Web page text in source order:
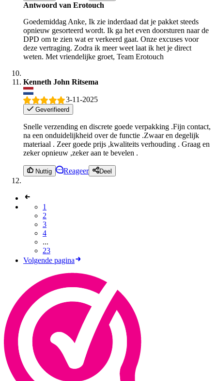
Antwoord van Erotouch
Goedemiddag Anke, Ik zie inderdaad dat je pakket steeds
opnieuw gesorteerd wordt. Ik ga het even doorsturen naar de
DPD om te zien wat er verkeerd gaat. Onze excuses voor
deze vertraging. Zodra ik meer weet laat ik het je direct
weten. Met vriendelijke groet, Team Erotouch
Kenneth John Ritsema
3-11-2025
Geverifieerd
Snelle verzending en discrete goede verpakking .Fijn contact,
na een onduidelijkheid over de functie .Zwaar en degelijk
materiaal . Zeer goede prijs ,kwaliteits verhouding . Graag en
zeker opnieuw ,zeker aan te bevelen .
Nuttig Reageer Deel
1
2
3
4
...
23
Volgende pagina